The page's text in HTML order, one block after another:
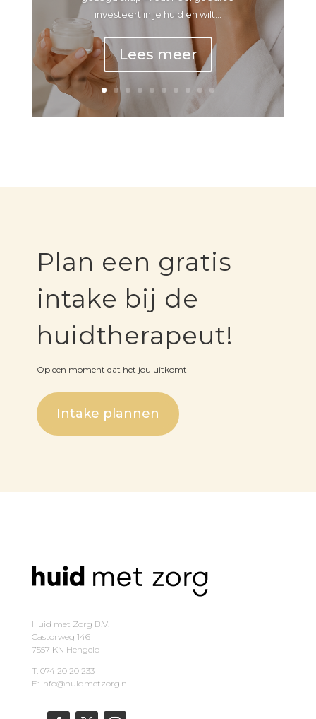
investeert in je huid en wilt...
Lees meer
Plan een gratis
intake bij de
huidtherapeut!
Op een moment dat het jou uitkomt
Intake plannen
Huid met Zorg B.V.
Castorweg 146
7557 KN Hengelo
T: 074 20 20 233
E: info@huidmetzorg.nl